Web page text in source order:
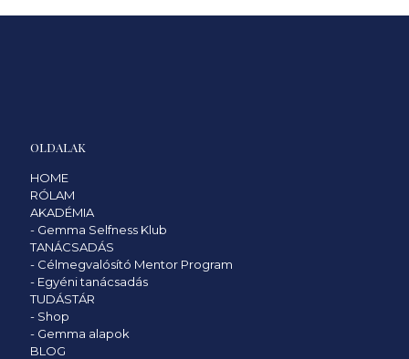
OLDALAK
HOME
RÓLAM
AKADÉMIA
- Gemma Selfness Klub
TANÁCSADÁS
- Célmegvalósító Mentor Program
- Egyéni tanácsadás
TUDÁSTÁR
- Shop
- Gemma alapok
BLOG